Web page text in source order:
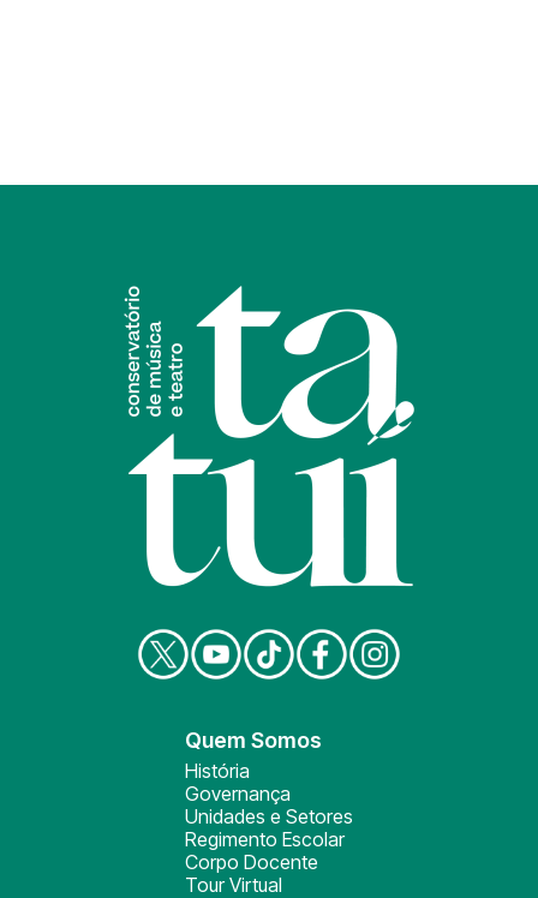
Quem Somos
História
Governança
Unidades e Setores
Regimento Escolar
Corpo Docente
Tour Virtual